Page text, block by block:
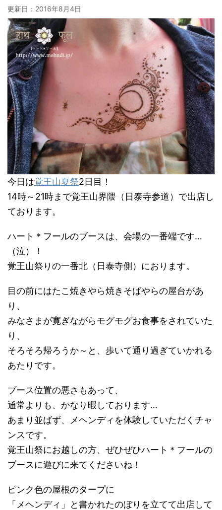
更新日： 2016年8月4日
今日は覚王山夏祭2日目！
14時～21時まで覚王山界隈（日泰寺参道）で出店し
ております。
ハート＊フールのブースは、会場の一番端です…
（泣）！
覚王山祭りの一番北（日泰寺側）におります。
目の前にはたこ焼きやら焼きそばやらの屋台があ
り、
みなさまが寛ぎながらモグモグお食事をされていた
り、
そろそろ帰ろうか～と、歩いて通り過ぎていかれる
あたりです。
ブース位置の悪さもあって、
通常よりも、かなり暇しております…
あまり並ばず、メヘンディを体験していただくチャ
ンスです。
覚王山祭にお越しの方、ぜひぜひハート＊フールの
ブースに遊びに来てくださいね！
ピンク色の屋根のタープに
「メヘンディ」と書かれたのぼりを立てて出店して